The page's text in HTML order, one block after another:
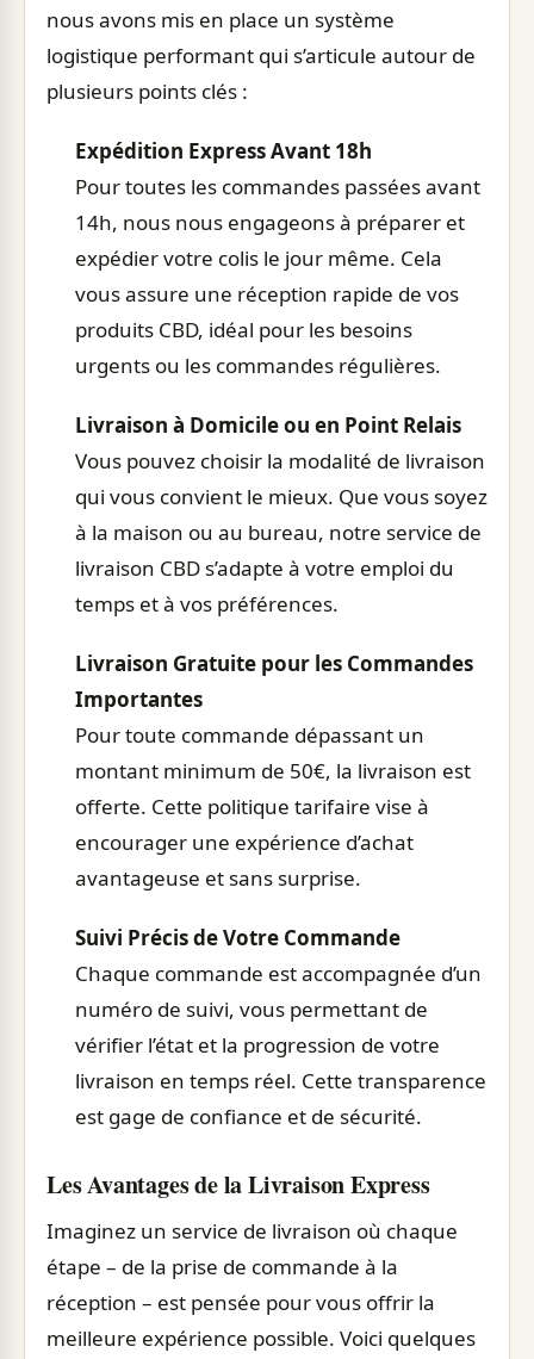
nous avons mis en place un système
logistique performant qui s’articule autour de
plusieurs points clés :
Expédition Express Avant 18h
Pour toutes les commandes passées avant
14h, nous nous engageons à préparer et
expédier votre colis le jour même. Cela
vous assure une réception rapide de vos
produits CBD, idéal pour les besoins
urgents ou les commandes régulières.
Livraison à Domicile ou en Point Relais
Vous pouvez choisir la modalité de livraison
qui vous convient le mieux. Que vous soyez
à la maison ou au bureau, notre service de
livraison CBD s’adapte à votre emploi du
temps et à vos préférences.
Livraison Gratuite pour les Commandes
Importantes
Pour toute commande dépassant un
montant minimum de 50€, la livraison est
offerte. Cette politique tarifaire vise à
encourager une expérience d’achat
avantageuse et sans surprise.
Suivi Précis de Votre Commande
Chaque commande est accompagnée d’un
numéro de suivi, vous permettant de
vérifier l’état et la progression de votre
livraison en temps réel. Cette transparence
est gage de confiance et de sécurité.
Les Avantages de la Livraison Express
Imaginez un service de livraison où chaque
étape – de la prise de commande à la
réception – est pensée pour vous offrir la
meilleure expérience possible. Voici quelques